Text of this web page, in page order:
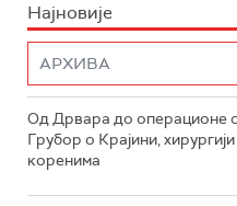
Најновије
Од Дрвара до операционе
Грубор о Крајини,
коренима